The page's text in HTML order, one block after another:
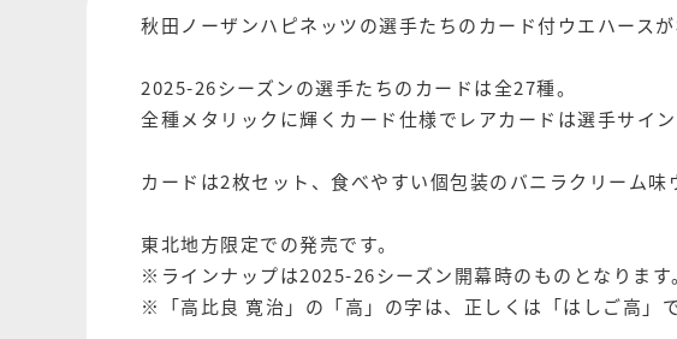
秋田ノーザンハピネッツの選手たちのカード付ウエハースが
2025-26シーズンの選手たちのカードは全27種。
全種メタリックに輝くカード仕様でレアカードは選手サイン
カードは2枚セット、食べやすい個包装のバニラクリーム味
東北地方限定での発売です。
※ラインナップは2025-26シーズン開幕時のものとなります。
※「高比良 寛治」の「高」の字は、正しくは「はしご高」で